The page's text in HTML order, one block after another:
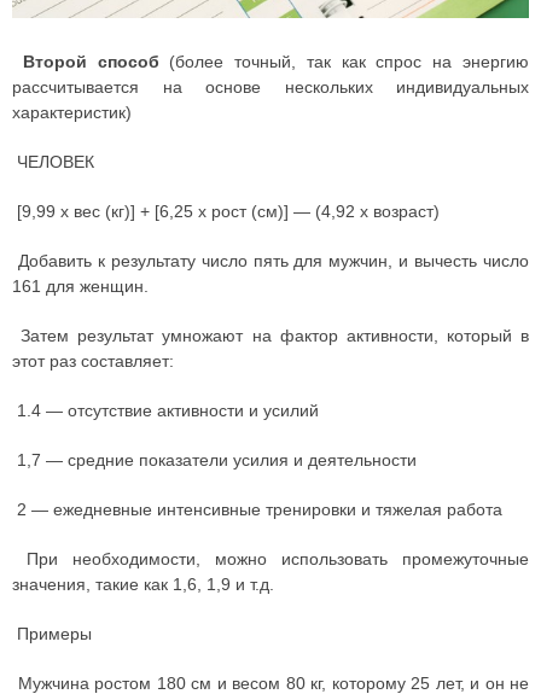
Второй способ (более точный, так как спрос на энергию
рассчитывается на основе нескольких индивидуальных
характеристик)
ЧЕЛОВЕК
[9,99 х вес (кг)] + [6,25 х рост (см)] — (4,92 х возраст)
Добавить к результату число пять для мужчин, и вычесть число
161 для женщин.
Затем результат умножают на фактор активности, который в
этот раз составляет:
1.4 — отсутствие активности и усилий
1,7 — средние показатели усилия и деятельности
2 — ежедневные интенсивные тренировки и тяжелая работа
При необходимости, можно использовать промежуточные
значения, такие как 1,6, 1,9 и т.д.
Примеры
Мужчина ростом 180 см и весом 80 кг, которому 25 лет, и он не